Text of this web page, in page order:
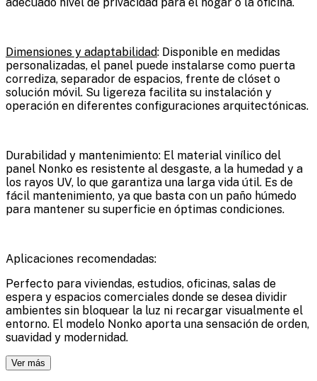
Dimensiones y adaptabilidad: Disponible en medidas
personalizadas, el panel puede instalarse como puerta
corrediza, separador de espacios, frente de clóset o
solución móvil. Su ligereza facilita su instalación y
operación en diferentes configuraciones arquitectónicas.
Durabilidad y mantenimiento: El material vinílico del
panel Nonko es resistente al desgaste, a la humedad y a
los rayos UV, lo que garantiza una larga vida útil. Es de
fácil mantenimiento, ya que basta con un paño húmedo
para mantener su superficie en óptimas condiciones.
Aplicaciones recomendadas:
Perfecto para viviendas, estudios, oficinas, salas de
espera y espacios comerciales donde se desea dividir
ambientes sin bloquear la luz ni recargar visualmente el
entorno. El modelo Nonko aporta una sensación de orden,
suavidad y modernidad.
Ver más